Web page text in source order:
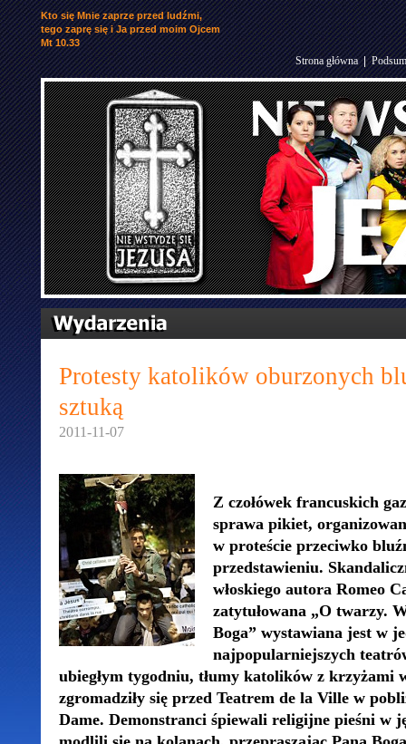
Kto się Mnie zaprze przed ludźmi,
tego zaprę się i Ja przed moim Ojcem
Mt 10.33
Strona główna|
Protesty katolików oburzonych
sztuką
2011-11-07
Z czołówek francuskich
sprawa pikiet,
w proteście przeciwko
przedstawieniu.
włoskiego autora Romeo
zatytułowana „O twarzy.
Boga” wystawiana jest w
najpopularniejszych
ubiegłym tygodniu, tłumy katolików z krzyżami
zgromadziły się przed Teatrem de la Ville w
Dame. Demonstranci śpiewali religijne pieśni w